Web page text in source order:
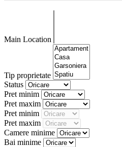
Main Location
Tip proprietate
Status
Pret minim
Pret maxim
Pret minim
Pret maxim
Camere minime
Bai minime